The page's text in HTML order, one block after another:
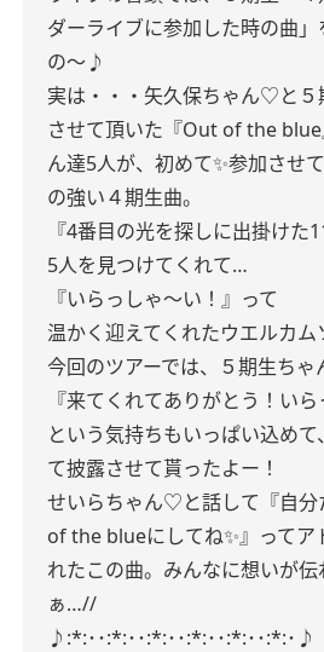
ダーライブに参加した時の曲
の〜♪
実は・・・矢久保ちゃん♡と５
させて頂いた『Out of the
ん達5人が、初めて✨参加させ
の強い４期生曲。
『4番目の光を探しに出掛けた
5人を見つけてくれて…
『いらっしゃ〜い！』って
温かく迎えてくれたウエルカ
今回のツアーでは、５期生ちゃ
『来てくれてありがとう！いら
という気持ちもいっぱい込め
て披露させて貰ったよー！
せいらちゃん♡と話して『自
of the blueにしてね✨』ってア
れたこの曲。みんなに想いが
ぁ…//
♪:*:･･:*:･･:*:･･:*:･･:*:･･:*:･♪